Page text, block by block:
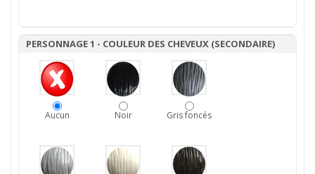
PERSONNAGE 1 - COULEUR DES CHEVEUX (SECONDAIRE)
Aucun Noir Gris foncés